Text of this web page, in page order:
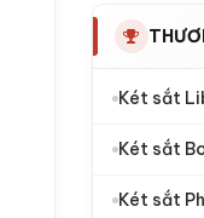
Két sắt
Két sắt
Két sắt